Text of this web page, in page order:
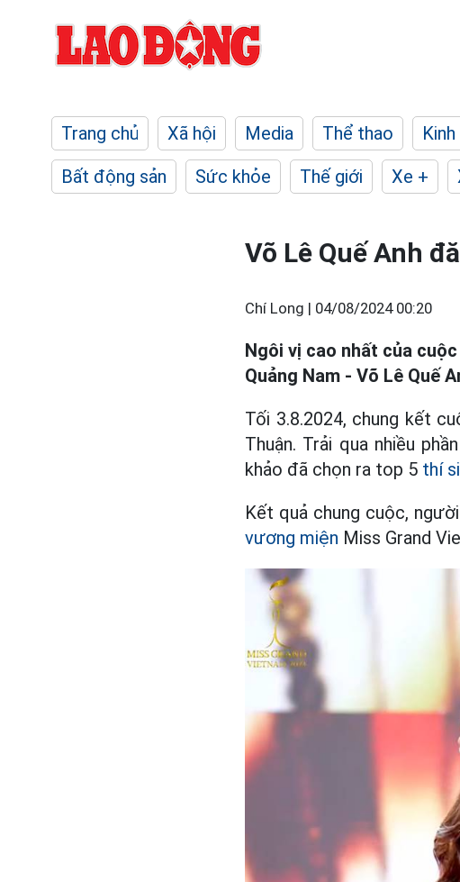
Trang chủ Xã hội Media Thể thao
Bất động sản
Sức khỏe Thế giới Xe +
Võ Lê Quế Anh
Chí Long | 04/08/2024 00:20
Ngôi vị cao nhất của
Quảng Nam - Võ Lê Quế
Tối 3.8.2024, chung kết
Thuận. Trải qua nhiều
khảo đã chọn ra top 5 thí
Kết quả chung cuộc,
vương miện Miss Grand